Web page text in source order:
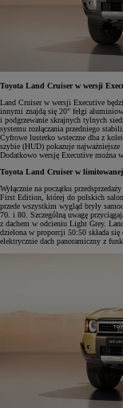
Toyota Land Cruiser w wersji
Land Cruiser w wersji Executive
innymi znajdą się 20" felgi
i podgrzewanie skrajnych tylnych
systemu rozłączania przedniego
Cyfrowe lusterko wsteczne dba z
szybie (HUD) pokazuje
Dodatkowo wersję Executive można
Toyota Land Cruiser w
Wyłącznie na początku
First Edition, której do polskich
przede wszystkim wygląd bryły
70. i 80. Szczególną uwagę
z dachem w odcieniu Light Grey.
dzielona w proporcji 50:50 składa
elektrycznie dach panoramiczny z